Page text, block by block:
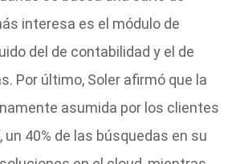
interesa es el módulo de
del de contabilidad y el de
Por último, Soler afirmó que la
asumida por los clientes
un 40% de las búsquedas en su